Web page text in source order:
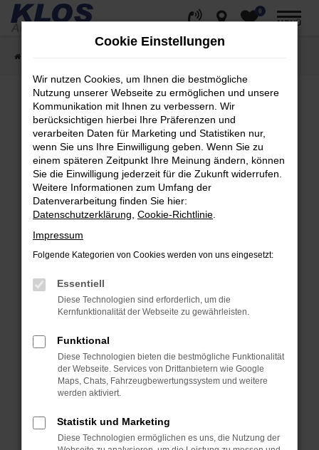
Zum
springen
0
MENÜ
Fehler: Network Error
Beim Laden ist ein Fehler aufgetreten.
Hier sind ein paar Tipps, die dir helfen können:
Überprüfe deine Firewall und deine
Internetverbindung.
Laden andere Webseiten, zum Beispiel deine
Suchmaschine?
Prüfe deine Browsererweiterungen.
Manche Erweiterungen, wie Werbeblocker,
können das Laden bestimmter Seiten
verhindern. Funktioniert die Seite in einem
Fenster?
Starte dein Gerät neu.
Das kann manchmal helfen, vorübergehende
Probleme zu beheben.
Betriebssystem auf dem neuesten Stand
sind.
Cookie Einstellungen
Wir nutzen Cookies, um Ihnen die bestmögliche
Nutzung unserer Webseite zu ermöglichen und unsere
Kommunikation mit Ihnen zu verbessern. Wir
berücksichtigen hierbei Ihre Präferenzen und
verarbeiten Daten für Marketing und Statistiken nur,
wenn Sie uns Ihre Einwilligung geben. Wenn Sie zu
einem späteren Zeitpunkt Ihre Meinung ändern, können
Sie die Einwilligung jederzeit für die Zukunft widerrufen.
Weitere Informationen zum Umfang der
Datenverarbeitung finden Sie hier:
Datenschutzerklärung Cookie-Richtlinie
Impressum
Folgende Kategorien von Cookies werden von uns eingesetzt:
Essentiell
Diese Technologien sind erforderlich, um die
Kernfunktionalität der Webseite zu gewährleisten.
Funktional
Diese Technologien bieten die bestmögliche Funktionalität
der Webseite. Services von Drittanbietern wie Google
Maps, Chats, Fahrzeugbewertungssystem und weitere
werden aktiviert.
Statistik und Marketing
Diese Technologien ermöglichen es uns, die Nutzung der